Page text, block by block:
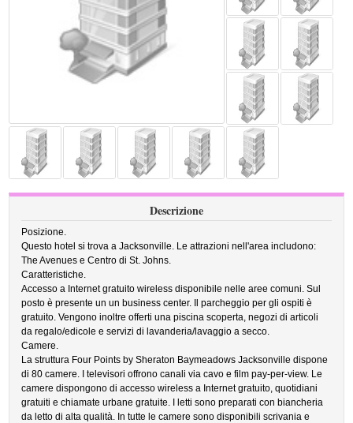
Descrizione
Posizione.
Questo hotel si trova a Jacksonville. Le attrazioni nell'area includono:
The Avenues e Centro di St. Johns.
Caratteristiche.
Accesso a Internet gratuito wireless disponibile nelle aree comuni. Sul
posto è presente un un business center. Il parcheggio per gli ospiti è
gratuito. Vengono inoltre offerti una piscina scoperta, negozi di articoli
da regalo/edicole e servizi di lavanderia/lavaggio a secco.
Camere.
La struttura Four Points by Sheraton Baymeadows Jacksonville dispone
di 80 camere. I televisori offrono canali via cavo e film pay-per-view. Le
camere dispongono di accesso wireless a Internet gratuito, quotidiani
gratuiti e chiamate urbane gratuite. I letti sono preparati con biancheria
da letto di alta qualità. In tutte le camere sono disponibili scrivania e